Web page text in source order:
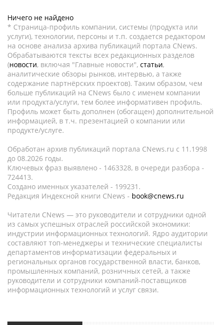
Ничего не найдено
* Страница-профиль компании, системы (продукта или
услуги), технологии, персоны и т.п. создается редактором
на основе анализа архива публикаций портала CNews.
Обрабатываются тексты всех редакционных разделов
(новости, включая "Главные новости", статьи,
аналитические обзоры рынков, интервью, а также
содержание партнёрских проектов). Таким образом, чем
больше публикаций на CNews было с именем компании
или продукта/услуги, тем более информативен профиль.
Профиль может быть дополнен (обогащен) дополнительной
информацией, в т.ч. презентацией о компании или
продукте/услуге.
Обработан архив публикаций портала CNews.ru c 11.1998
до 08.2026 годы.
Ключевых фраз выявлено - 1463328, в очереди разбора -
724413.
Создано именных указателей - 199231.
Редакция Индексной книги CNews - book@cnews.ru
Читатели CNews — это руководители и сотрудники одной
из самых успешных отраслей российской экономики:
индустрии информационных технологий. Ядро аудитории
составляют топ-менеджеры и технические специалисты
департаментов информатизации федеральных и
региональных органов государственной власти, банков,
промышленных компаний, розничных сетей, а также
руководители и сотрудники компаний-поставщиков
информационных технологий и услуг связи.